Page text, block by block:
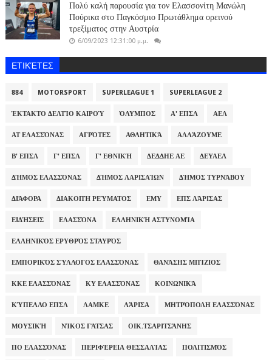
Πολύ καλή παρουσία για τον Ελασσονίτη Μανώλη
Πούρικα στο Παγκόσμιο Πρωτάθλημα ορεινού
τρεξίματος στην Αυστρία
6/09/2023 12:31:00 μ.μ.
ΕΤΙΚΈΤΕΣ
884 MOTORSPORT SUPERLEAGUE 1 SUPERLEAGUE 2
ΈΚΤΑΚΤΟ ΔΕΛΤΊΟ ΚΑΙΡΟΎ ΌΛΥΜΠΟΣ Α' ΕΠΣΛ ΑΕΛ
ΑΤ ΕΛΑΣΣΌΝΑΣ ΑΓΡΌΤΕΣ ΑΘΛΗΤΙΚΆ ΑΛΛΆΖΟΥΜΕ
Β' ΕΠΣΛ Γ' ΕΠΣΛ Γ' ΕΘΝΙΚΉ ΔΕΔΔΗΕ ΑΕ ΔΕΥΑΕΛ
ΔΉΜΟΣ ΕΛΑΣΣΌΝΑΣ ΔΉΜΟΣ ΛΑΡΙΣΑΊΩΝ ΔΉΜΟΣ ΤΥΡΝΆΒΟΥ
ΔΙΆΦΟΡΑ ΔΙΑΚΟΠΉ ΡΕΎΜΑΤΟΣ ΕΜΥ ΕΠΣ ΛΆΡΙΣΑΣ
ΕΙΔΉΣΕΙΣ ΕΛΑΣΣΌΝΑ ΕΛΛΗΝΙΚΉ ΑΣΤΥΝΟΜΊΑ
ΕΛΛΗΝΙΚΌΣ ΕΡΥΘΡΌΣ ΣΤΑΥΡΌΣ
ΕΜΠΟΡΙΚΌΣ ΣΎΛΛΟΓΟΣ ΕΛΑΣΣΌΝΑΣ ΘΑΝΆΣΗΣ ΜΠΊΖΙΟΣ
ΚΚΕ ΕΛΑΣΣΌΝΑΣ ΚΥ ΕΛΑΣΣΌΝΑΣ ΚΟΙΝΩΝΙΚΆ
ΚΎΠΕΛΛΟ ΕΠΣΛ ΛΑΜΚΕ ΛΆΡΙΣΑ ΜΗΤΡΌΠΟΛΗ ΕΛΑΣΣΌΝΑΣ
ΜΟΥΣΙΚΉ ΝΊΚΟΣ ΓΆΤΣΑΣ ΟΙΚ.ΤΣΑΡΙΤΣΆΝΗΣ
ΠΟ ΕΛΑΣΣΌΝΑΣ ΠΕΡΙΦΈΡΕΙΑ ΘΕΣΣΑΛΊΑΣ ΠΟΛΙΤΙΣΜΌΣ